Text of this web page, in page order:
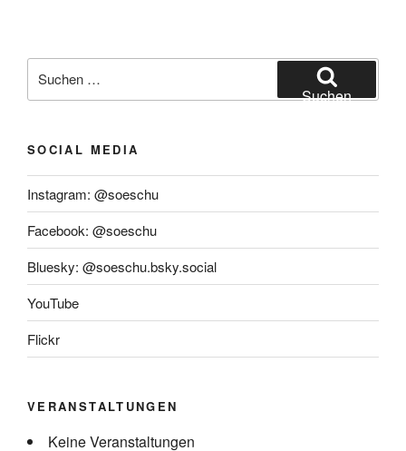
nach:
Suchen
SOCIAL MEDIA
Instagram: @soeschu
Facebook: @soeschu
Bluesky: @soeschu.bsky.social
YouTube
Flickr
VERANSTALTUNGEN
Keine Veranstaltungen